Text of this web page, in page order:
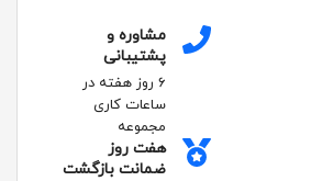
مشاوره و
پشتیبانی
۶ روز هفته در
ساعات کاری
مجموعه
هفت روز
ضمانت بازگشت